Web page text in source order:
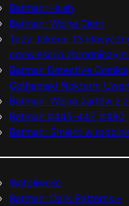
Batman: Hush
Batman: Wojna Cieni
Tuzy Jokera: 13
opowieści o zbrodniczym
Batman Detective
Gothamski Nokturn:
Batman: Wojna żartów z
Batman #445-447, #480
Batman: Śmierć w
Wątpliwość
Batman: Dark Patterns –